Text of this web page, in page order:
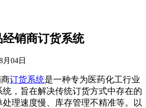
经销商订货系统
月04日
订货系统是一种专为医药化工行业
，旨在解决传统订货方式中存在的
理速度慢、库存管理不精准等。以